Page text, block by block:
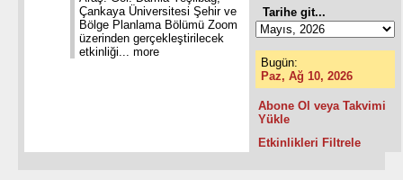
Çankaya Üniversitesi Şehir ve
Bölge Planlama Bölümü Zoom
üzerinden gerçekleştirilecek
etkinliği... more
Tarihe git...
Bugün:
Paz, Ağ 10, 2026
Abone Ol veya Takvimi
Yükle
Etkinlikleri Filtrele